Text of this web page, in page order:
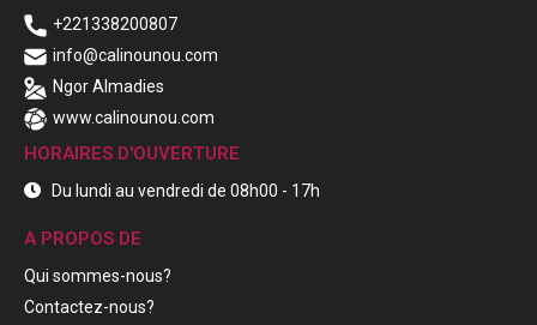
+221338200807
info@calinounou.com
Ngor Almadies
www.calinounou.com
HORAIRES D'OUVERTURE
Du lundi au vendredi de 08h00 - 17h
A PROPOS DE
Qui sommes-nous?
Contactez-nous?